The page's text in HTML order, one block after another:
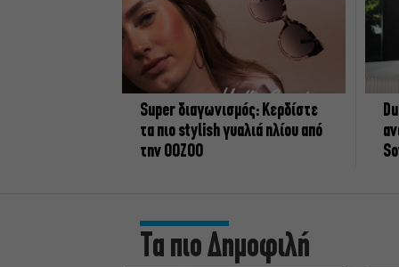
Super διαγωνισμός: Κερδίστε
τα πιο stylish γυαλιά ηλίου από
την OOZOO
Τα πιο Δημοφιλή